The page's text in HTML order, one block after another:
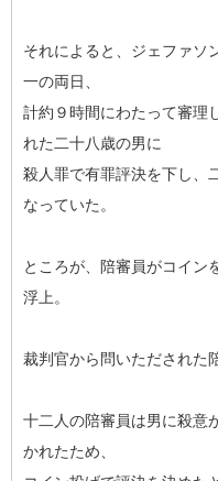
それによると、ジェファソ
一の両日、
計約９時間にわたって審理
れた二十八歳の男に
殺人罪で有罪評決を下し、
なっていた。
ところが、陪審員がコイン
浮上。
裁判官から問いただされた
十二人の陪審員は男に殺意
かれたため、